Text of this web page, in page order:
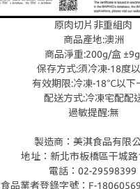
原肉切片非重組肉
商品產地:澳洲
商品淨重:200g/盒 ±9g
保存方式:須冷凍-18度
有效期限:冷凍-18℃以下
配送方式:冷凍宅配配
過敏提醒:無
製造商：美淇食品有限
地址：新北市板橋區干城
電話：02-29598399
食品業者登錄字號：F-